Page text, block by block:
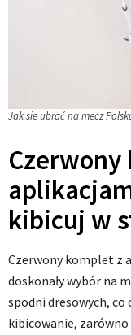
Jak sie ubrać na mecz
kibicuj w
Czerwony komplet z
doskonały wybór na
spodni dresowych,
kibicowanie,